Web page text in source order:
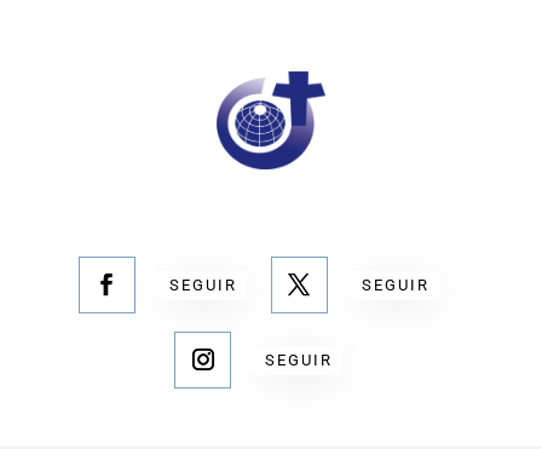
SEGUIR SEGUIR
SEGUIR